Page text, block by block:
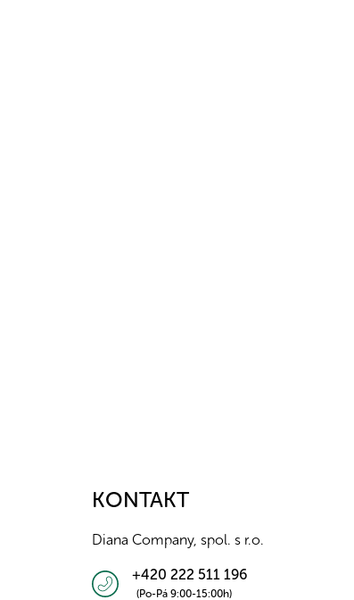
KONTAKT
Diana Company, spol. s r.o.
+420 222 511 196
(Po-Pá 9:00-15:00h)